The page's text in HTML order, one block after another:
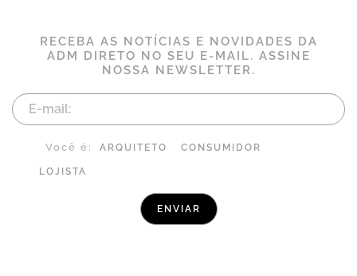
RECEBA AS NOTÍCIAS E NOVIDADES DA
ADM DIRETO NO SEU E-MAIL. ASSINE
NOSSA NEWSLETTER.
Você é: ARQUITETO CONSUMIDOR
LOJISTA